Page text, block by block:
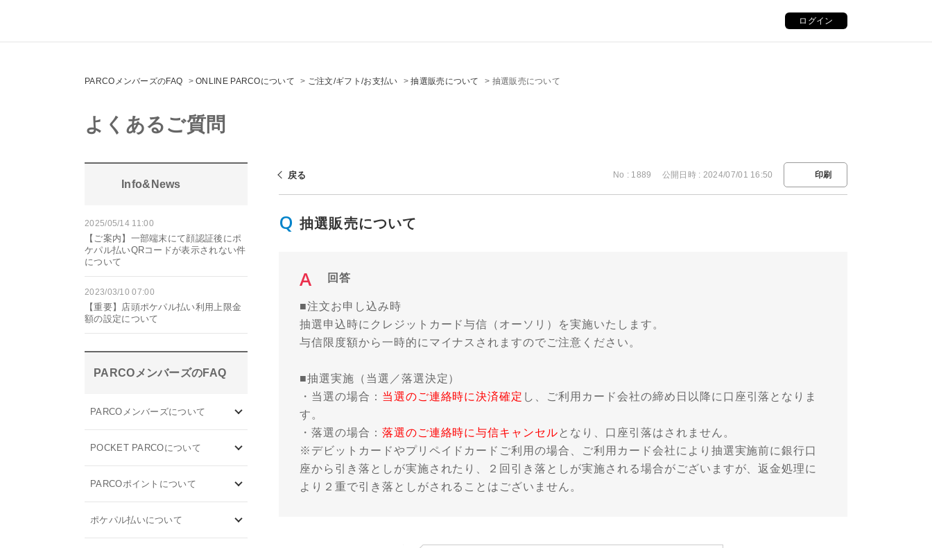
ログイン
PARCOメンバーズのFAQ >ONLINE PARCOについて > ご注文/ギフト/お支払い >抽選販売について > 抽選販売について
よくあるご質問
Info&News
2025/05/14 11:00
【ご案内】一部端末にて顔認証後にポ
ケパル払いQRコードが表示されない件
について
2023/03/10 07:00
【重要】店頭ポケパル払い利用上限金
額の設定について
PARCOメンバーズのFAQ
PARCOメンバーズについて
POCKET PARCOについて
PARCOポイントについて
ポケパル払いについて
戻る No : 1889 公開日時 : 2024/07/01 16:50 印刷
抽選販売について
回答
■注文お申し込み時
抽選申込時にクレジットカード与信（オーソリ）を実施いたします。
与信限度額から一時的にマイナスされますのでご注意ください。
■抽選実施（当選／落選決定）
・当選の場合： 当選のご連絡時に決済確定 し、ご利用カード会社の締め日以降に口座引落となりま
す。
・落選の場合： 落選のご連絡時に与信キャンセル となり、口座引落はされません。
※デビットカードやプリペイドカードご利用の場合、ご利用カード会社により抽選実施前に銀行口
座から引き落としが実施されたり、２回引き落としが実施される場合がございますが、返金処理に
より２重で引き落としがされることはございません。